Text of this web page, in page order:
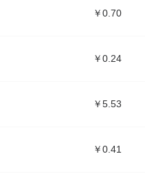
￥0.70
￥0.24
￥5.53
￥0.41